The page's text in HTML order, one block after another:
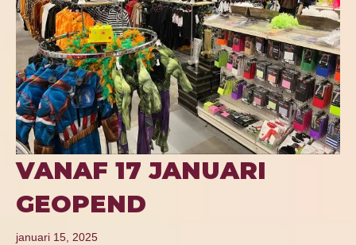
VANAF 17 JANUARI
GEOPEND
januari 15, 2025